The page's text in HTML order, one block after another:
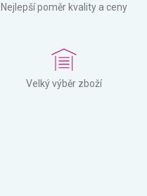
Nejlepší poměr kvality a ceny
Velký výběr zboží